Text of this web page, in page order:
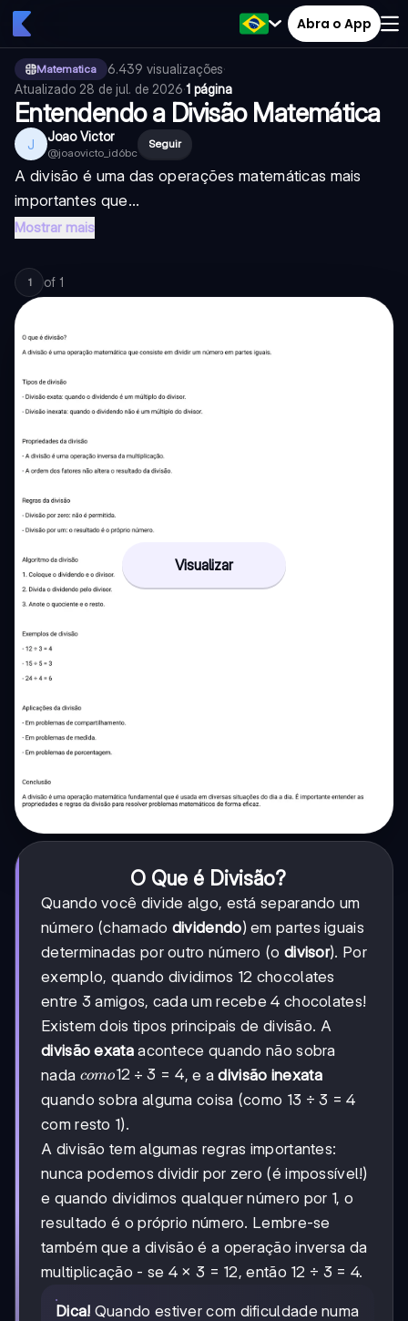
Abra o App
Matematica 6.439 visualizações·
Atualizado 28 de jul. de 2026·1 página
Entendendo a Divisão Matemática
J Joao Victor
@joaovicto_id6bc
Seguir
A divisão é uma das operações matemáticas mais
importantes que...
Mostrar mais
1 of 1
Visualizar
O Que é Divisão?
Quando você divide algo, está separando um
número (chamado dividendo) em partes iguais
determinadas por outro número (o divisor). Por
exemplo, quando dividimos 12 chocolates
entre 3 amigos, cada um recebe 4 chocolates!
Existem dois tipos principais de divisão. A
divisão exataacontece quando não sobra
nada como
12 ÷
3 = 4
como12 ÷ 3 = 4, e adivisão inexata
quando sobra alguma coisa (como 13 ÷ 3 = 4
com resto 1).
A divisão tem algumas regras importantes:
nunca podemos dividir por zero (é impossível!)
e quando dividimos qualquer número por 1, o
resultado é o próprio número. Lembre-se
também que a divisão é a operação inversa da
multiplicação - se 4 × 3 = 12, então 12 ÷ 3 = 4.
Dica! Quando estiver com dificuldade numa